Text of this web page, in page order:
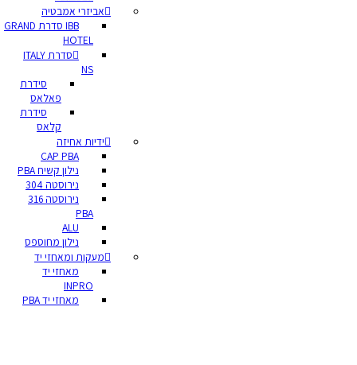
אביזרי אמבטיה
IBB סדרת GRAND
HOTEL
סדרת ITALY
NS
סידרת
פאלאס
סידרת
קלאס
ידיות אחיזה
CAP PBA
נילון קשיח PBA
נירוסטה 304
נירוסטה 316
PBA
ALU
נילון מחוספס
מעקות ומאחזי יד
מאחזי יד
INPRO
מאחזי יד PBA